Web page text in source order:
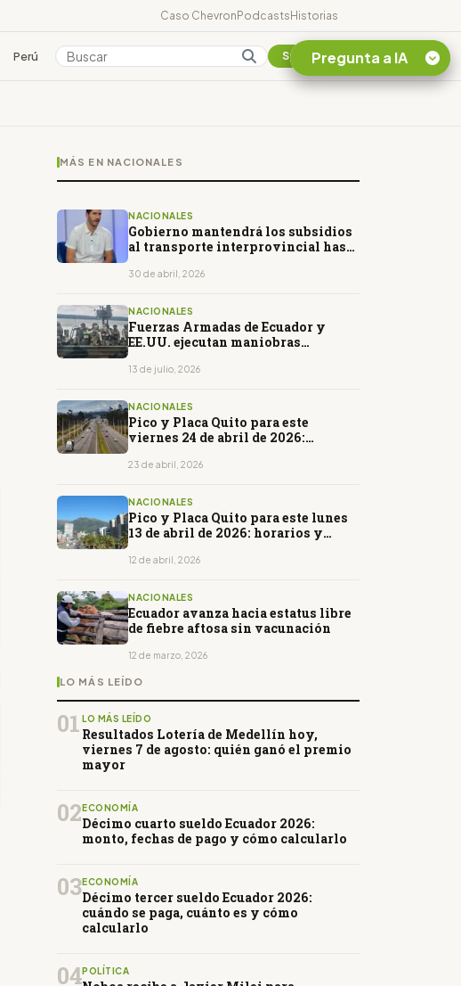
Caso ChevronPodcastsHistorias
Perú Colombia Suscribirse
MÁS EN NACIONALES
NACIONALES
Gobierno mantendrá los subsidios
al transporte interprovincial hasta
30 de abril, 2026
NACIONALES
Fuerzas Armadas de Ecuador y
EE.UU. ejecutan maniobras
13 de julio, 2026
NACIONALES
Pico y Placa Quito para este
viernes 24 de abril de 2026:
23 de abril, 2026
NACIONALES
Pico y Placa Quito para este lunes
13 de abril de 2026: horarios y
12 de abril, 2026
NACIONALES
Ecuador avanza hacia estatus libre
de fiebre aftosa sin vacunación
12 de marzo, 2026
LO MÁS LEÍDO
01 LO MÁS LEÍDO
Resultados Lotería de Medellín hoy,
viernes 7 de agosto: quién ganó el premio
mayor
02 ECONOMÍA
Décimo cuarto sueldo Ecuador 2026:
monto, fechas de pago y cómo calcularlo
03ECONOMÍA
Décimo tercer sueldo Ecuador 2026:
cuándo se paga, cuánto es y cómo
calcularlo
04POLÍTICA
Pregunta a IA
¿En que consiste la